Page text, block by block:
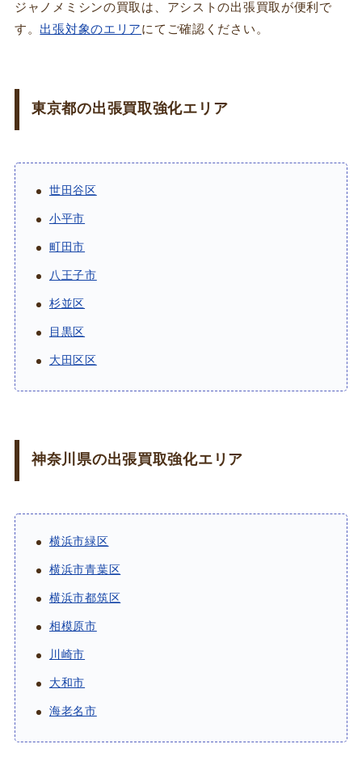
ジャノメミシンの買取は、アシストの出張買取が便利で
す。 出張対象のエリア にてご確認ください。
東京都の出張買取強化エリア
世田谷区
小平市
町田市
八王子市
杉並区
目黒区
大田区区
神奈川県の出張買取強化エリア
横浜市緑区
横浜市青葉区
横浜市都筑区
相模原市
川崎市
大和市
海老名市